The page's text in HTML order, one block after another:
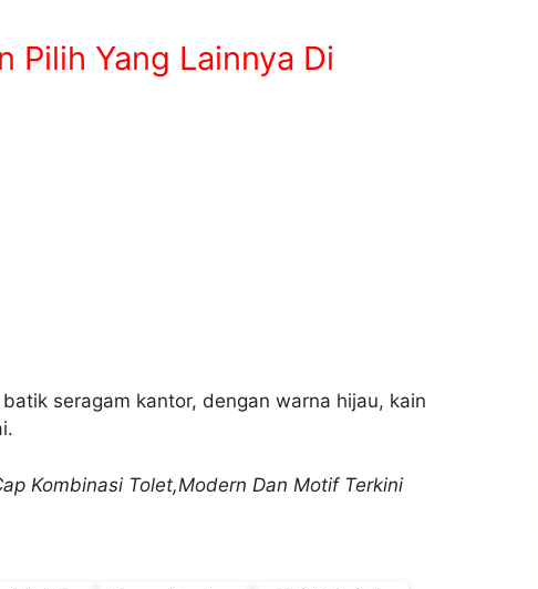
Pilih Yang Lainnya Di
seragam kantor, dengan warna hijau, kain
Kombinasi Tolet,Modern Dan Motif Terkini